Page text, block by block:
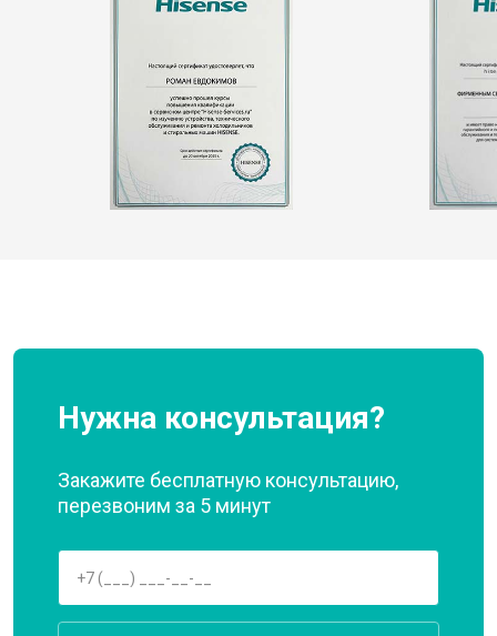
Нужна консультация?
Закажите бесплатную консультацию,
перезвоним за 5 минут